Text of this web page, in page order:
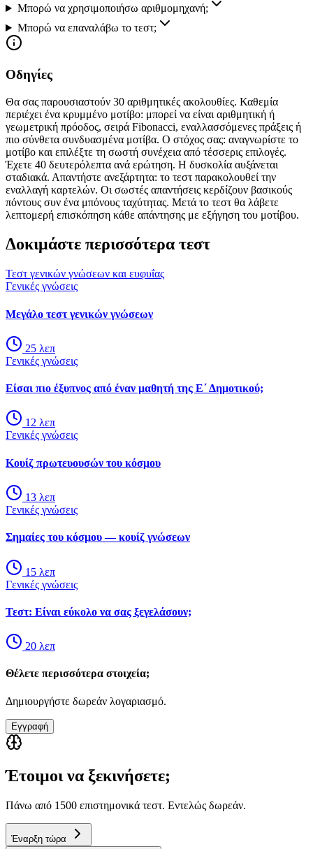
Μπορώ να χρησιμοποιήσω αριθμομηχανή;
Μπορώ να επαναλάβω το τεστ;
Οδηγίες
Θα σας παρουσιαστούν 30 αριθμητικές ακολουθίες. Καθεμία
περιέχει ένα κρυμμένο μοτίβο: μπορεί να είναι αριθμητική ή
γεωμετρική πρόοδος, σειρά Fibonacci, εναλλασσόμενες πράξεις ή
πιο σύνθετα συνδυασμένα μοτίβα. Ο στόχος σας: αναγνωρίστε το
μοτίβο και επιλέξτε τη σωστή συνέχεια από τέσσερις επιλογές.
Έχετε 40 δευτερόλεπτα ανά ερώτηση. Η δυσκολία αυξάνεται
σταδιακά. Απαντήστε ανεξάρτητα: το τεστ παρακολουθεί την
εναλλαγή καρτελών. Οι σωστές απαντήσεις κερδίζουν βασικούς
πόντους συν ένα μπόνους ταχύτητας. Μετά το τεστ θα λάβετε
λεπτομερή επισκόπηση κάθε απάντησης με εξήγηση του μοτίβου.
Δοκιμάστε περισσότερα τεστ
Τεστ γενικών γνώσεων και ευφυΐας
Γενικές γνώσεις
Μεγάλο τεστ γενικών γνώσεων
25 λεπ
Γενικές γνώσεις
Είσαι πιο έξυπνος από έναν μαθητή της Ε΄ Δημοτικού;
12 λεπ
Γενικές γνώσεις
Κουίζ πρωτευουσών του κόσμου
13 λεπ
Γενικές γνώσεις
Σημαίες του κόσμου — κουίζ γνώσεων
15 λεπ
Γενικές γνώσεις
Τεστ: Είναι εύκολο να σας ξεγελάσουν;
20 λεπ
Θέλετε περισσότερα στοιχεία;
Δημιουργήστε δωρεάν λογαριασμό.
Εγγραφή
Έτοιμοι να ξεκινήσετε;
Πάνω από 1500 επιστημονικά τεστ. Εντελώς δωρεάν.
Έναρξη τώρα